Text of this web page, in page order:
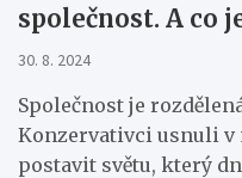
společnost. A co
30. 8. 2024
Společnost je
Konzervativci usnuli v
postavit světu, který